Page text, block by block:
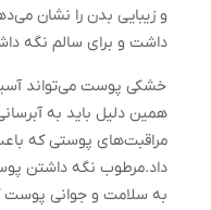
و زیبایی بدن را نشان
داشت و برای سالم نگه
خشکی پوست می‌تواند
همین دلیل باید به
مراقبت‌های پوستی که
داد.مرطوب نگه داشتن
به سلامت و جوانی پوست